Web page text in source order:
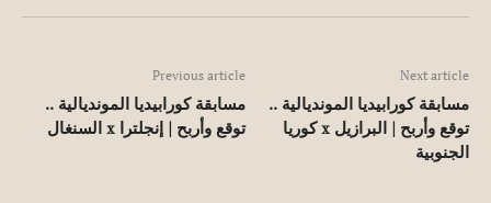
Previous article
مسابقة كورابيديا المونديالية ..
توقع وأربح | إنجلترا x السنغال
Next article
مسابقة كورابيديا المونديالية ..
توقع وأربح | البرازيل x كوريا
الجنوبية